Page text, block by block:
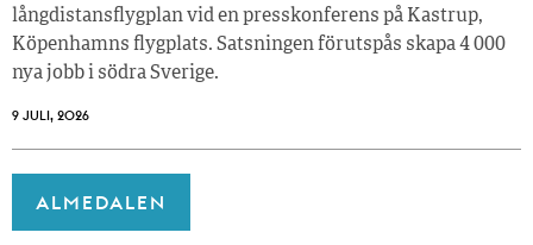
långdistansflygplan vid en presskonferens på Kastrup,
Köpenhamns flygplats. Satsningen förutspås skapa 4 000
nya jobb i södra Sverige.
9 JULI, 2026
ALMEDALEN